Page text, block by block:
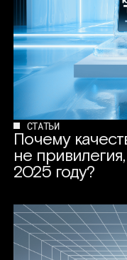
СТАТЬИ
Почему
не
2025 году?